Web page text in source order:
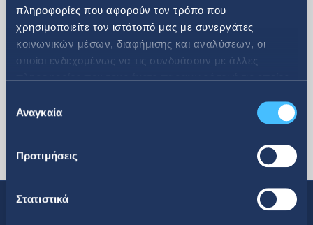
πληροφορίες που αφορούν τον τρόπο που
χρησιμοποιείτε τον ιστότοπό μας με συνεργάτες
κοινωνικών μέσων, διαφήμισης και αναλύσεων, οι
οποίοι ενδεχομένως να τις συνδυάσουν με άλλες
πληροφορίες που τους έχετε παραχωρήσει ή τις οποίες
των υπηρεσιών τους.
συγκατάθεσης
Αναγκαία
Προτιμήσεις
Στατιστικά
περισσότερα